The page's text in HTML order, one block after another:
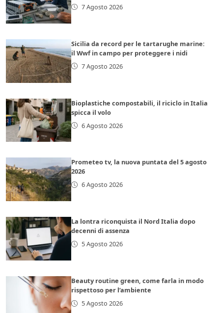
7 Agosto 2026
Sicilia da record per le tartarughe marine:
il Wwf in campo per proteggere i nidi
7 Agosto 2026
Bioplastiche compostabili, il riciclo in Italia
spicca il volo
6 Agosto 2026
Prometeo tv, la nuova puntata del 5 agosto
2026
6 Agosto 2026
La lontra riconquista il Nord Italia dopo
decenni di assenza
5 Agosto 2026
Beauty routine green, come farla in modo
rispettoso per l’ambiente
5 Agosto 2026